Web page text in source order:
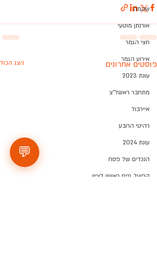
💬
שקמה
אורנתן מוטעי
חצי הגמר
אירוע הגמר
עונת 2023
מתחבר ראשל"צ
איירבול
רהיטי הרובע
עונת 2024
הנכדים של פסח
הפועל גנים ראשון לציון
פוסטים אחרונים הצג הכול